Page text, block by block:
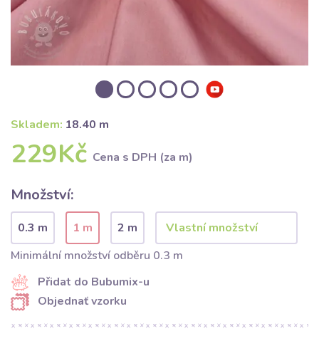
Skladem: 18.40 m
229Kč Cena s DPH (za m)
Množství:
0.3 m 1 m
2 m
Minimální množství odběru 0.3 m
Přidat do Bubumix-u
Objednať vzorku